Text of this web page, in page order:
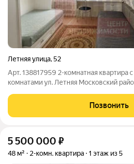
Летняя улица,52
Арт. 138817959 2-комнатная квартира
комнатами ул. Летняя Московский
сразу жить или выгодно сдавать в
уютную квартиру площадью 48 м в
Позвонить
5 500 000 ₽
48 м² 2-комн. квартира 1 этаж из 5